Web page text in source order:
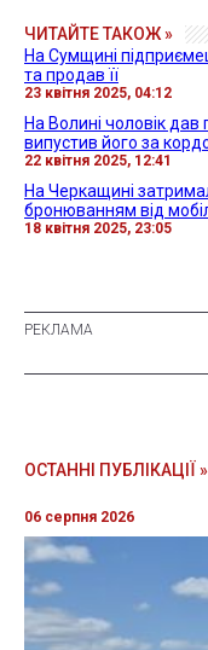
ЧИТАЙТЕ ТАКОЖ »
На Сумщині
та продав її
23 квітня 2025, 04:12
На Волині чоловік
випустив його за
22 квітня 2025, 12:41
На Черкащині
бронюванням від
18 квітня 2025, 23:05
ОСТАННІ ПУБЛІКАЦІЇ »
06 серпня 2026